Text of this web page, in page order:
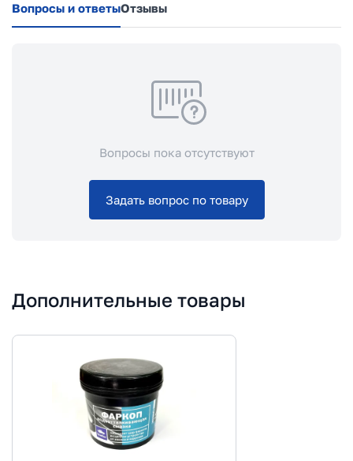
Вопросы и ответыОтзывы
Вопросы пока отсутствуют
Задать вопрос по товару
Дополнительные товары